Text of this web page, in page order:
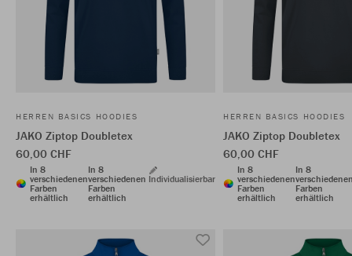
HERREN BASICS HOODIES
JAKO Ziptop Doubletex
60,00 CHF
In 8
verschiedenen
Farben
erhältlich
In 8
verschiedenen
Farben
erhältlich
Individualisierbar
HERREN BASICS HOODIES
JAKO Ziptop Doubletex
60,00 CHF
In 8
verschiedenen
Farben
erhältlich
In 8
Farben
erhältlich